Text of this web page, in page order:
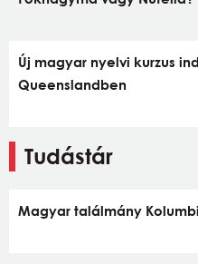
Új magyar nyelvi kurzus
Queenslandben
Tudástár
Magyar találmány